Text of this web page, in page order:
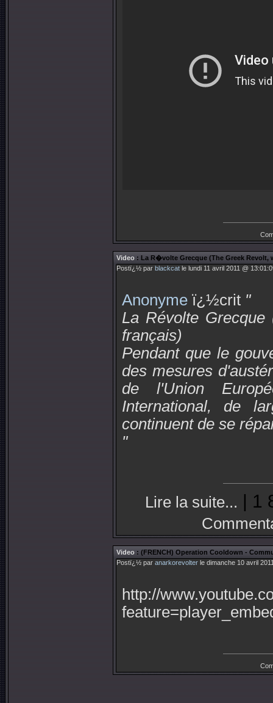
Video : La R�volte Grecque (The Greek Revolt,
Postï¿½ par blackcat le lundi 11 avril 2011 @
Anonyme ï¿½crit "
La Révolte
français)
Pendant que le
des mesures
de l'Union
International, de
continuent de se
"
Lire la suite... | 1
Video : (FRENCH) Operation Cooldown -
Postï¿½ par anarkorevolter le dimanche 10 avril
http://